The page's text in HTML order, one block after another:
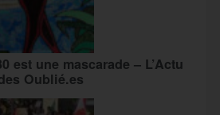
est une mascarade – L’Actu
Oublié.es